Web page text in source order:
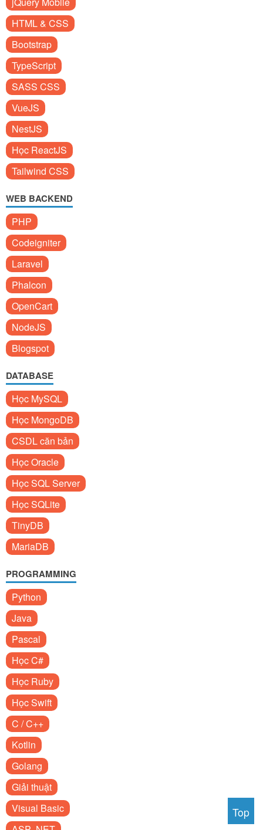
HTML & CSS
Bootstrap
TypeScript
SASS CSS
VueJS
NestJS
Học ReactJS
Tailwind CSS
WEB BACKEND
PHP
Codeigniter
Laravel
Phalcon
OpenCart
NodeJS
Blogspot
DATABASE
Học MySQL
Học MongoDB
CSDL căn bản
Học Oracle
Học SQL Server
Học SQLite
TinyDB
MariaDB
PROGRAMMING
Python
Java
Pascal
Học C#
Học Ruby
Học Swift
C / C++
Kotlin
Golang
Giải thuật
Visual Basic
Top